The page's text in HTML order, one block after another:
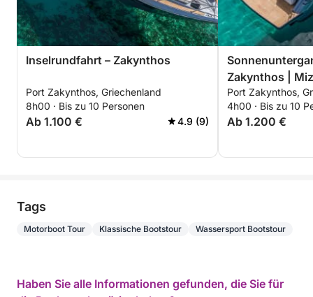
Inselrundfahrt – Zakynthos
Port Zakynthos, Griechenland
8h00 · Bis zu 10 Personen
Ab 1.100 € 4.9 (9)
Zakynthos |
Port Zakynthos,
4h00 · Bis zu 10
Ab 1.200 €
Tags
Motorboot Tour Klassische Bootstour Wassersport Bootstour
Haben Sie alle Informationen gefunden, die Sie für